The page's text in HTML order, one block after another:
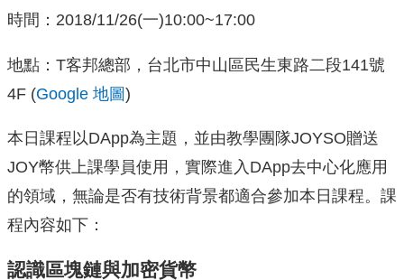
時間：2018/11/26(一)10:00~17:00
地點：T客邦總部，台北市中山區民生東路二段141號
4F (Google 地圖)
本日課程以DApp為主題，並由教學團隊JOYSO贈送
JOY幣供上課學員使用，實際進入DApp去中心化應用
的領域，無論是否有技術背景都適合參加本日課程。課
程內容如下：
認識區塊鏈與加密貨幣